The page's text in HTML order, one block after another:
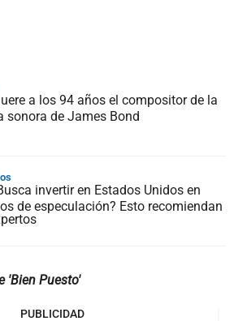
a los 94 años el compositor de la
sonora de James Bond
invertir en Estados Unidos en
de especulación? Esto recomiendan
'Bien Puesto'
PUBLICIDAD